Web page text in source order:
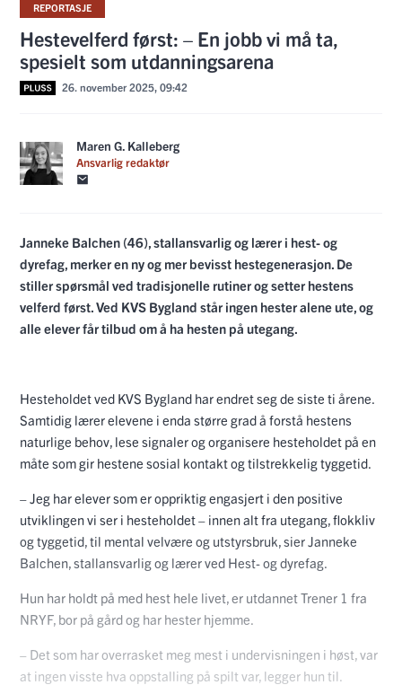
REPORTASJE
Hestevelferd først: – En jobb vi må ta,
spesielt som utdanningsarena
26. november 2025, 09:42
Maren G. Kalleberg
Ansvarlig redaktør
Janneke Balchen (46), stallansvarlig og lærer i hest- og
dyrefag, merker en ny og mer bevisst hestegenerasjon. De
stiller spørsmål ved tradisjonelle rutiner og setter hestens
velferd først. Ved KVS Bygland står ingen hester alene ute, og
alle elever får tilbud om å ha hesten på utegang.
Hesteholdet ved KVS Bygland har endret seg de siste ti årene.
Samtidig lærer elevene i enda større grad å forstå hestens
naturlige behov, lese signaler og organisere hesteholdet på en
måte som gir hestene sosial kontakt og tilstrekkelig tyggetid.
– Jeg har elever som er oppriktig engasjert i den positive
utviklingen vi ser i hesteholdet – innen alt fra utegang, flokkliv
og tyggetid, til mental velvære og utstyrsbruk, sier Janneke
Balchen, stallansvarlig og lærer ved Hest- og dyrefag.
Hun har holdt på med hest hele livet, er utdannet Trener 1 fra
NRYF, bor på gård og har hester hjemme.
– Det som har overrasket meg mest i undervisningen i høst, var
at ingen visste hva oppstalling på spilt var, legger hun til.